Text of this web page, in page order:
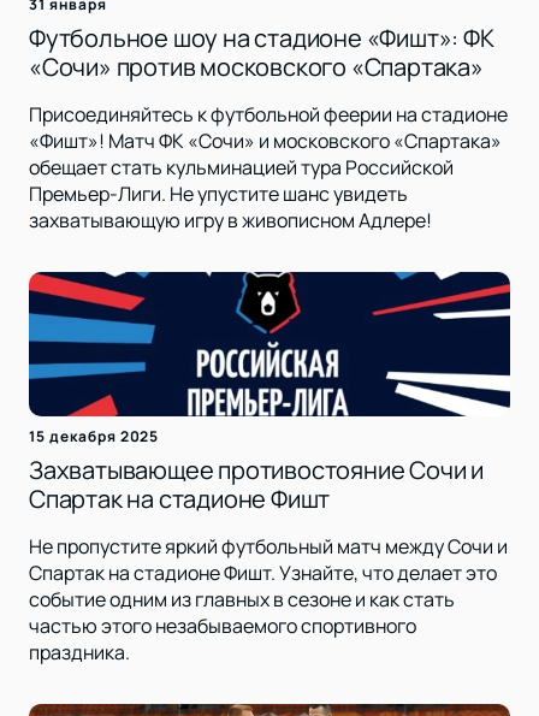
31 января
Футбольное шоу на стадионе «Фишт»: ФК
«Сочи» против московского «Спартака»
Присоединяйтесь к футбольной феерии на стадионе
«Фишт»! Матч ФК «Сочи» и московского «Спартака»
обещает стать кульминацией тура Российской
Премьер-Лиги. Не упустите шанс увидеть
захватывающую игру в живописном Адлере!
15 декабря 2025
Захватывающее противостояние Сочи и
Спартак на стадионе Фишт
Не пропустите яркий футбольный матч между Сочи и
Спартак на стадионе Фишт. Узнайте, что делает это
событие одним из главных в сезоне и как стать
частью этого незабываемого спортивного
праздника.